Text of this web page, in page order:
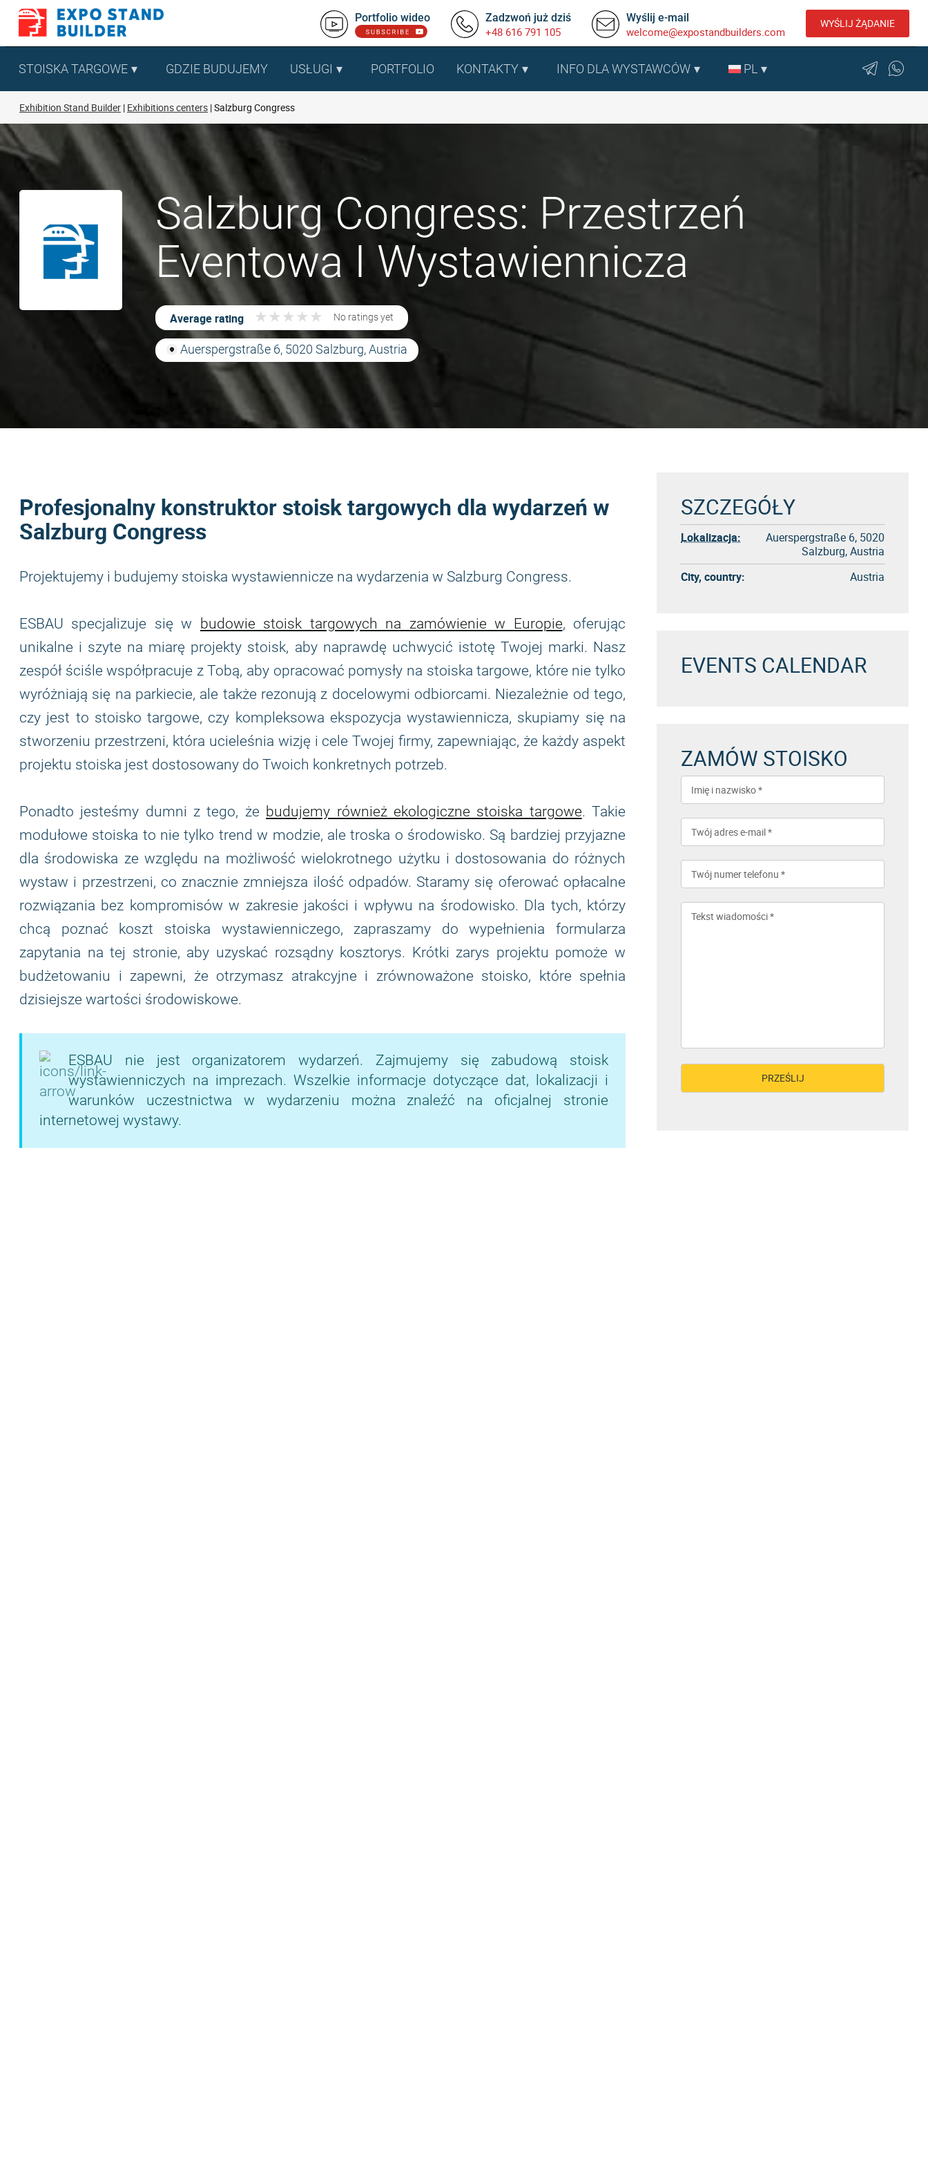
Skip
content
Portfolio wideo Zadzwoń już dziś
+48 616 791 105
Wyślij e-mail
welcome@expostandbuilders.com
WYŚLIJ ŻĄDANIE
STOISKA TARGOWE GDZIE BUDUJEMY USŁUGI PORTFOLIO KONTAKTY INFO DLA WYSTAWCÓW PL
Exhibition Stand Builder Exhibitions centers Salzburg Congress
Salzburg Congress: Przestrzeń
Eventowa I Wystawiennicza
Average rating ★ ★ ★ ★ ★
★ ★ ★ ★ ★ No ratings yet
Auerspergstraße 6, 5020 Salzburg, Austria
Profesjonalny konstruktor stoisk targowych dla wydarzeń w
Salzburg Congress
Projektujemy i budujemy stoiska wystawiennicze na wydarzenia w Salzburg Congress.
ESBAU specjalizuje się w budowie stoisk targowych na zamówienie w Europie, oferując
unikalne i szyte na miarę projekty stoisk, aby naprawdę uchwycić istotę Twojej marki. Nasz
zespół ściśle współpracuje z Tobą, aby opracować pomysły na stoiska targowe, które nie tylko
wyróżniają się na parkiecie, ale także rezonują z docelowymi odbiorcami. Niezależnie od tego,
czy jest to stoisko targowe, czy kompleksowa ekspozycja wystawiennicza, skupiamy się na
stworzeniu przestrzeni, która ucieleśnia wizję i cele Twojej firmy, zapewniając, że każdy aspekt
projektu stoiska jest dostosowany do Twoich konkretnych potrzeb.
Ponadto jesteśmy dumni z tego, że budujemy również ekologiczne stoiska targowe. Takie
modułowe stoiska to nie tylko trend w modzie, ale troska o środowisko. Są bardziej przyjazne
dla środowiska ze względu na możliwość wielokrotnego użytku i dostosowania do różnych
wystaw i przestrzeni, co znacznie zmniejsza ilość odpadów. Staramy się oferować opłacalne
rozwiązania bez kompromisów w zakresie jakości i wpływu na środowisko. Dla tych, którzy
chcą poznać koszt stoiska wystawienniczego, zapraszamy do wypełnienia formularza
zapytania na tej stronie, aby uzyskać rozsądny kosztorys. Krótki zarys projektu pomoże w
budżetowaniu i zapewni, że otrzymasz atrakcyjne i zrównoważone stoisko, które spełnia
dzisiejsze wartości środowiskowe.
ESBAU nie jest organizatorem wydarzeń. Zajmujemy się zabudową stoisk
wystawienniczych na imprezach. Wszelkie informacje dotyczące dat, lokalizacji i
warunków uczestnictwa w wydarzeniu można znaleźć na oficjalnej stronie
internetowej wystawy.
SZCZEGÓŁY
Lokalizacja:
Auerspergstraße 6, 5020
Salzburg, Austria
City, country:
Austria
EVENTS CALENDAR
ZAMÓW STOISKO